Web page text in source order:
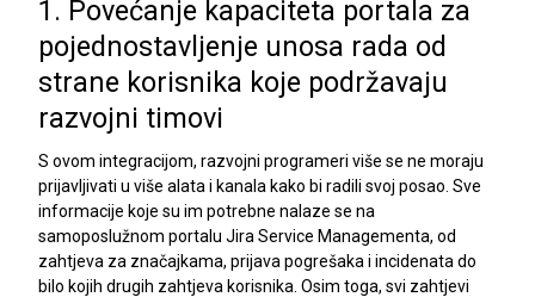
1. Povećanje kapaciteta portala za
pojednostavljenje unosa rada od
strane korisnika koje podržavaju
razvojni timovi
S ovom integracijom, razvojni programeri više se ne moraju
prijavljivati u više alata i kanala kako bi radili svoj posao. Sve
informacije koje su im potrebne nalaze se na
samoposlužnom portalu Jira Service Managementa, od
zahtjeva za značajkama, prijava pogrešaka i incidenata do
bilo kojih drugih zahtjeva korisnika. Osim toga, svi zahtjevi